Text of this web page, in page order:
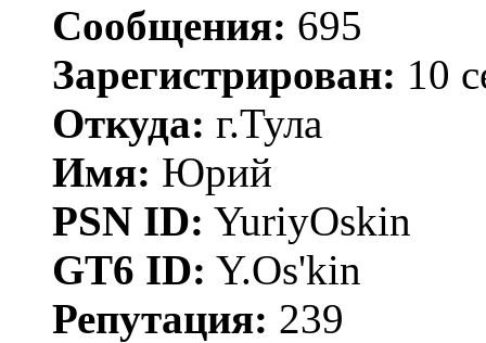
Сообщения: 695
Зарегистрирован: 10
Откуда: г.Тула
Имя: Юрий
PSN ID: YuriyOskin
GT6 ID: Y.Os'kin
Репутация: 239